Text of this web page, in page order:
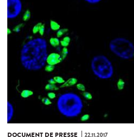
DOCUMENT DE PRESSE 22.11.2017